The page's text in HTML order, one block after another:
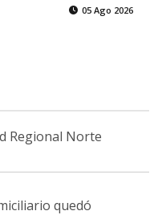
05 Ago 2026
Regional Norte
quedó